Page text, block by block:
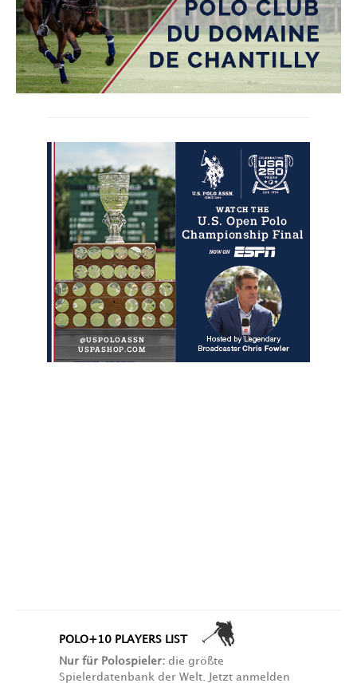
POLO+10 PLAYERS LIST
Nur für Polospieler: die größte
Spielerdatenbank der Welt. Jetzt anmelden